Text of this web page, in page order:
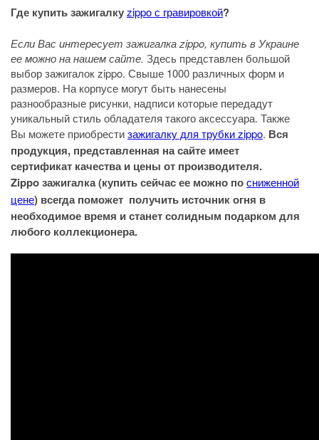
Где купить зажигалкуzippo с гравировкой?
Если Вас интересует зажигалка zippo, купить в Украине
ее можно на нашем сайте. Здесь представлен большой
выбор зажигалок zippo. Свыше 1000 различных форм и
размеров. На корпусе могут быть нанесены
разнообразные рисунки, надписи которые передадут
уникальный стиль обладателя такого аксессуара. Также
Вы можете приобрестизажигалку для трубки zippo. Вся
продукция, представленная на сайте имеет
сертификат качества и цены от производителя.
Zippo зажигалка (купить сейчас ее можно посниженной
цене) всегда поможет получить источник огня в
необходимое время и станет солидным подарком для
любого коллекционера.